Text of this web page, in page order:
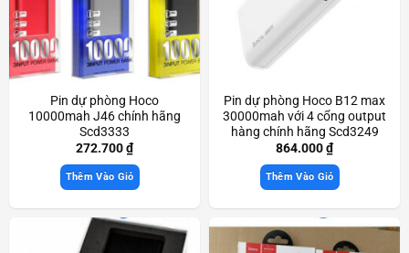
Pin dự phòng Hoco
10000mah J46 chính hãng
Scd3333
272.700₫
Thêm Vào Giỏ
Pin dự phòng Hoco B12 max
30000mah với 4 cổng output
hàng chính hãng Scd3249
864.000₫
Thêm Vào Giỏ